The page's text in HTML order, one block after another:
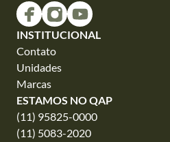
INSTITUCIONAL
Contato
Unidades
Marcas
ESTAMOS NO QAP
(11) 95825-0000
(11) 5083-2020